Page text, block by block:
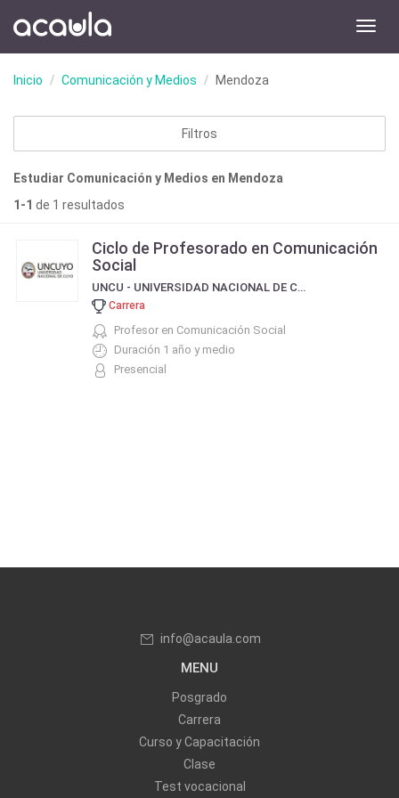
Inicio Comunicación y Medios Mendoza
Filtros
Estudiar Comunicación y Medios en Mendoza
1-1 de 1 resultados
Ciclo de Profesorado en Comunicación
Social
UNCU - UNIVERSIDAD NACIONAL DE CUYO
Carrera
Profesor en Comunicación Social
Duración 1 año y medio
Presencial
info@acaula.com
MENU
Posgrado
Carrera
Curso y Capacitación
Clase
Test vocacional